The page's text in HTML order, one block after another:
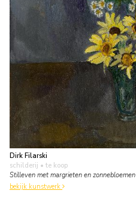
Dirk Filarski
schilderij • te koop
Stilleven met margrieten en zonnebloemen
bekijk kunstwerk